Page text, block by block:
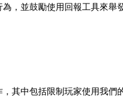
，並鼓勵使用回報工具來舉
其中包括限制玩家使用我們